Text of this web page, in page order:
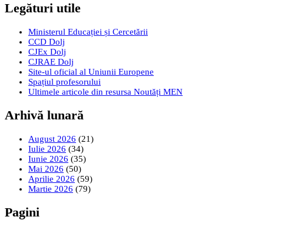
Legături utile
Ministerul Educației și Cercetării
CCD Dolj
CJEx Dolj
CJRAE Dolj
Site-ul oficial al Uniunii Europene
Spațiul profesorului
Ultimele articole din resursa Noutăți MEN
Arhivă lunară
August 2026 (21)
Iulie 2026 (34)
Iunie 2026 (35)
Mai 2026 (50)
Aprilie 2026 (59)
Martie 2026 (79)
Pagini